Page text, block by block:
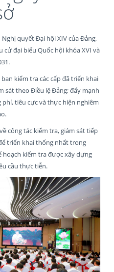
quyết Đại hội XIV của Đảng,
đại biểu Quốc hội khóa XVI và
kiểm tra các cấp đã triển khai
sát theo Điều lệ Đảng; đẩy mạnh
tiêu cực và thực hiện nghiêm
công tác kiểm tra, giám sát tiếp
triển khai thống nhất trong
kiểm tra được xây dựng
cầu thực tiễn.